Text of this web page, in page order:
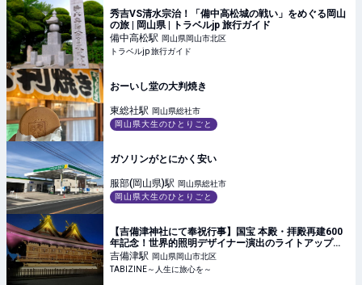
秀吉VS清水宗治！「備中高松城の戦い」をめぐる岡山
の旅 | 岡山県 | トラベルjp 旅行ガイド
備中高松駅 岡山県岡山市北区
トラベルjp 旅行ガイド
おーいし堂の大判焼き
東総社駅 岡山県総社市
岡山県大生のひとりごと
ガソリンがとにかく安い
服部(岡山県)駅 岡山県総社市
岡山県大生のひとりごと
【吉備津神社にて奉祝行事】国宝 本殿・拝殿再建600
年記念！世界的照明デザイナー演出のライトアップ点
灯式も｜岡山県 | TABIZINE～人生に旅心を～
吉備津駅 岡山県岡山市北区
TABIZINE～人生に旅心を～